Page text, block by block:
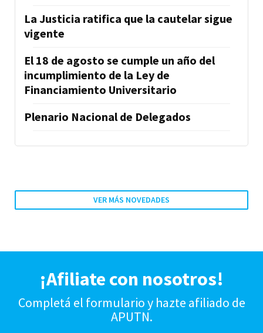
La Justicia ratifica que la cautelar sigue
vigente
El 18 de agosto se cumple un año del
incumplimiento de la Ley de
Financiamiento Universitario
Plenario Nacional de Delegados
VER MÁS NOVEDADES
¡Afiliate con nosotros!
Completá el formulario y hazte afiliado de
APUTN.